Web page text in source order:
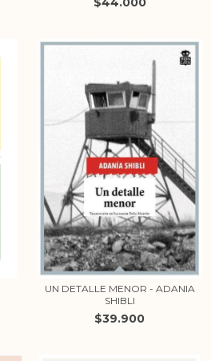
UN DETALLE MENOR - ADANIA
SHIBLI
$39.900